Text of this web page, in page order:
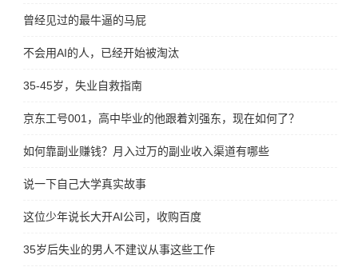
曾经见过的最牛逼的马屁
不会用AI的人，已经开始被淘汰
35-45岁，失业自救指南
京东工号001，高中毕业的他跟着刘强东，现在如何了？
如何靠副业赚钱？月入过万的副业收入渠道有哪些
说一下自己大学真实故事
这位少年说长大开AI公司，收购百度
35岁后失业的男人不建议从事这些工作